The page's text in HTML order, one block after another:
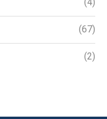
(67)
(2)